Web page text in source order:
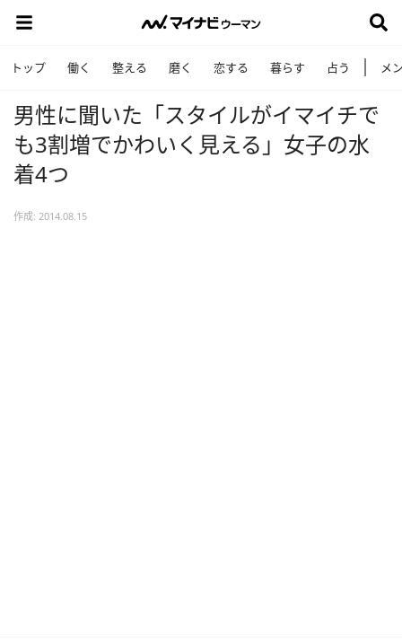
トップ 働く 整える 磨く 恋する 暮らす 占う メ
男性に聞いた「スタイルがイマイチで
も3割増でかわいく見える」女子の水
着4つ
作成: 2014.08.15